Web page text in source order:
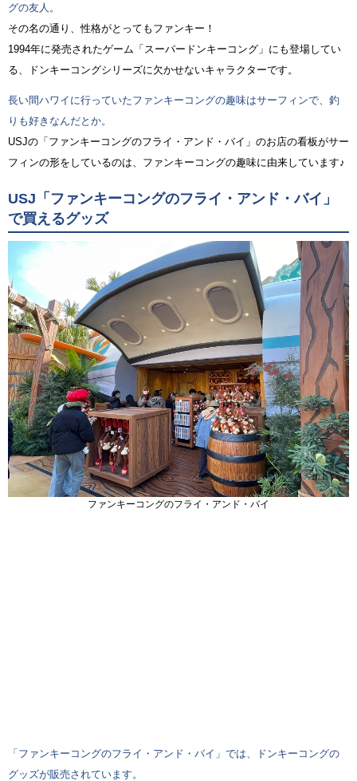
グの友人。
その名の通り、性格がとってもファンキー！
1994年に発売されたゲーム「スーパードンキーコング」にも登場してい
る、ドンキーコングシリーズに欠かせないキャラクターです。
長い間ハワイに行っていたファンキーコングの趣味はサーフィンで、釣
りも好きなんだとか。
USJの「ファンキーコングのフライ・アンド・バイ」のお店の看板がサー
フィンの形をしているのは、ファンキーコングの趣味に由来しています♪
USJ「ファンキーコングのフライ・アンド・バイ」
で買えるグッズ
ファンキーコングのフライ・アンド・バイ
「ファンキーコングのフライ・アンド・バイ」では、ドンキーコングの
グッズが販売されています。